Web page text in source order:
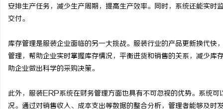
安排生产任务，减少生产周期，提高生产效率。同时，系统还能实
交付。
库存管理是服装企业面临的另一大挑战。服装行业的产品更新换代
管理，帮助企业实时掌握库存情况，平衡进货和销售的关系，减少
助企业做出科学的采购决策。
此外，服装ERP系统在财务管理方面也具有不可忽视的优势。系统
况。通过对销售收入、成本支出等数据的整合分析，管理者能够及时